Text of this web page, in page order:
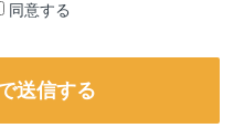
同意する